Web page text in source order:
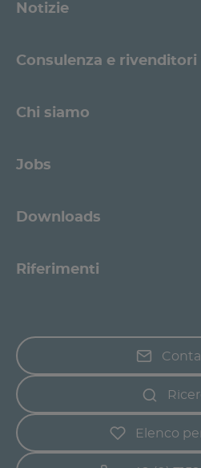
Notizie
Consulenza e rivenditori
Chi siamo
Jobs
Downloads
Riferimenti
Elenco